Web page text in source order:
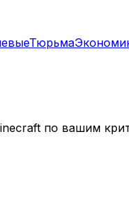
Тюрьма
по вашим